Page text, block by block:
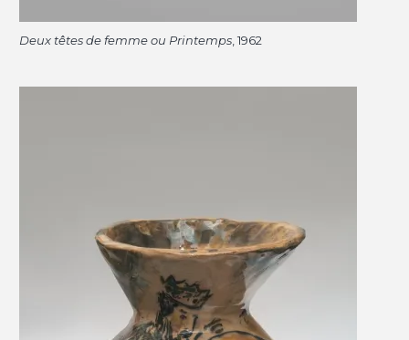
Deux têtes de femme ou Printemps , 1962